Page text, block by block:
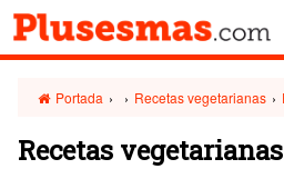
Portada › › Recetas vegetarianas ›
Recetas vegetarianas